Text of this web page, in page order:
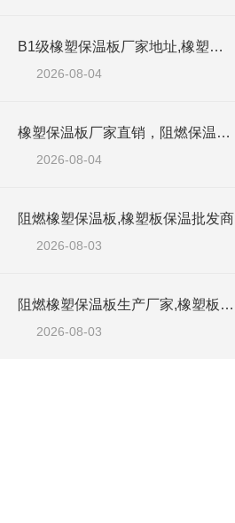
B1级橡塑保温板厂家地址,橡塑板优质批发商
2026-08-04
橡塑保温板厂家直销，阻燃保温橡塑板材
2026-08-04
阻燃橡塑保温板,橡塑板保温批发商
2026-08-03
阻燃橡塑保温板生产厂家,橡塑板优质工厂
2026-08-03